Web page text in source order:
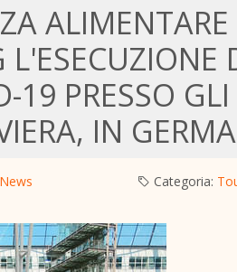
19 PRESSO GLI
IN
Categoria: